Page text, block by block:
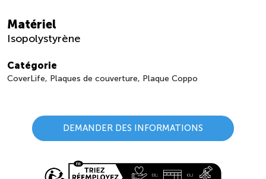
Matériel
Isopolystyrène
Catégorie
CoverLife, Plaques de couverture, Plaque Coppo
DEMANDER DES INFORMATIONS